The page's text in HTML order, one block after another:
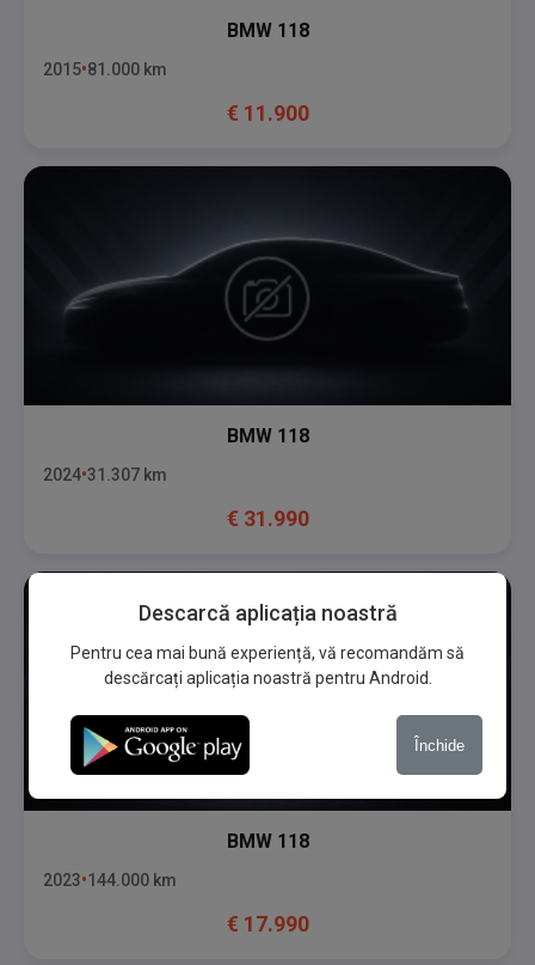
BMW 118
2015 81.000 km
€ 11.900
BMW 118
2024 31.307 km
€ 31.990
BMW 118
2023 144.000 km
€ 17.990
Descarcă aplicația noastră
Pentru cea mai bună experiență, vă recomandăm să
descărcați aplicația noastră pentru Android.
Închide